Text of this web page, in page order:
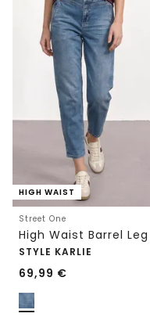
HIGH WAIST
Street One
STYLE KARLIE
69,99 €